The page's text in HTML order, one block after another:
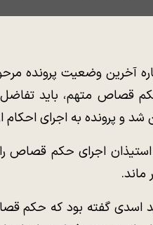
آخرین وضعیت پرونده
قصاص متهم، باید
شد و پرونده به اجرای
اجرای حکم قصاص
ماند.
اسدی گفته بود که حکم